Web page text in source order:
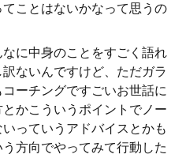
ことはないかなって思うの
に中身のことをすごく語れ
ないんですけど、ただガラ
ーチングですごいお世話に
かこういうポイントでノー
っていうアドバイスとかも
方向でやってみて行動した